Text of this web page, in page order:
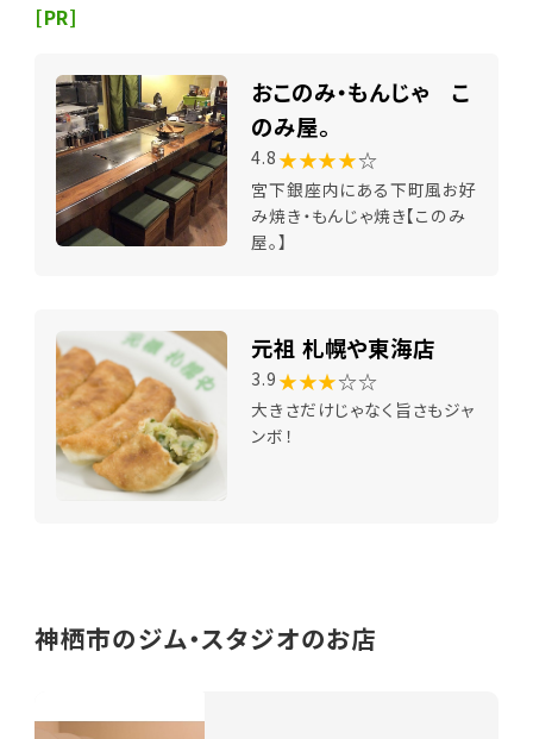
[PR]
おこのみ・もんじゃ こ
のみ屋。
4.8 ★★★★☆
宮下銀座内にある下町風お好
み焼き・もんじゃ焼き【このみ
屋。】
元祖 札幌や東海店
3.9 ★★★☆☆
大きさだけじゃなく旨さもジャ
ンボ！
神栖市のジム・スタジオのお店